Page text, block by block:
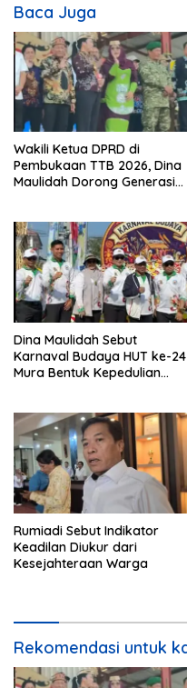
Baca Juga
Wakili Ketua DPRD di
Pembukaan TTB 2026, Dina
Maulidah Dorong Generasi
Dina Maulidah Sebut
Karnaval Budaya HUT ke-24
Mura Bentuk Kepedulian
Rumiadi Sebut Indikator
Keadilan Diukur dari
Kesejahteraan Warga
Rekomendasi untuk